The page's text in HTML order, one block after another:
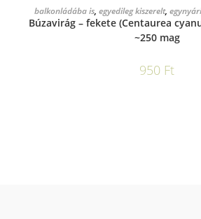
KOSÁRBA TESZEM
balkonládába is, egyedileg kiszerelt, egynyári
Búzavirág – fekete (Centaurea
~250 mag
950 Ft